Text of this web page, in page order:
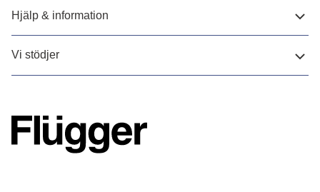
Hjälp & information
Vi stödjer